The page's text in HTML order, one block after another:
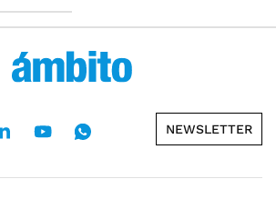
NEWSLETTER